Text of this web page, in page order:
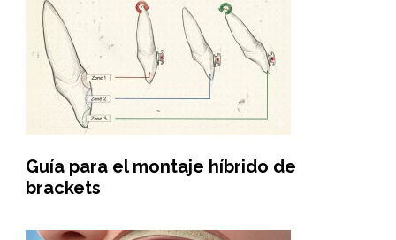
Guía para el montaje híbrido de
brackets